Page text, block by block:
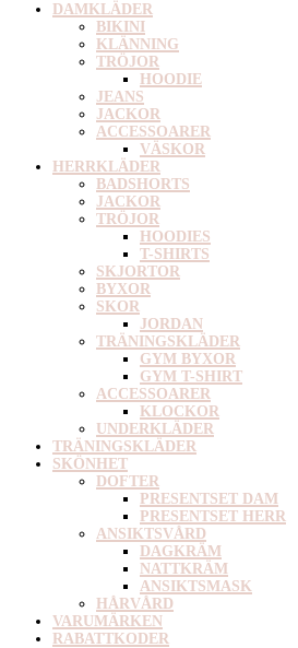
DAMKLÄDER
BIKINI
KLÄNNING
TRÖJOR
HOODIE
JEANS
JACKOR
ACCESSOARER
VÄSKOR
HERRKLÄDER
BADSHORTS
JACKOR
TRÖJOR
HOODIES
T-SHIRTS
SKJORTOR
BYXOR
SKOR
JORDAN
TRÄNINGSKLÄDER
GYM BYXOR
GYM T-SHIRT
ACCESSOARER
KLOCKOR
UNDERKLÄDER
TRÄNINGSKLÄDER
SKÖNHET
DOFTER
PRESENTSET DAM
PRESENTSET HERR
ANSIKTSVÅRD
DAGKRÄM
NATTKRÄM
ANSIKTSMASK
HÅRVÅRD
VARUMÄRKEN
RABATTKODER